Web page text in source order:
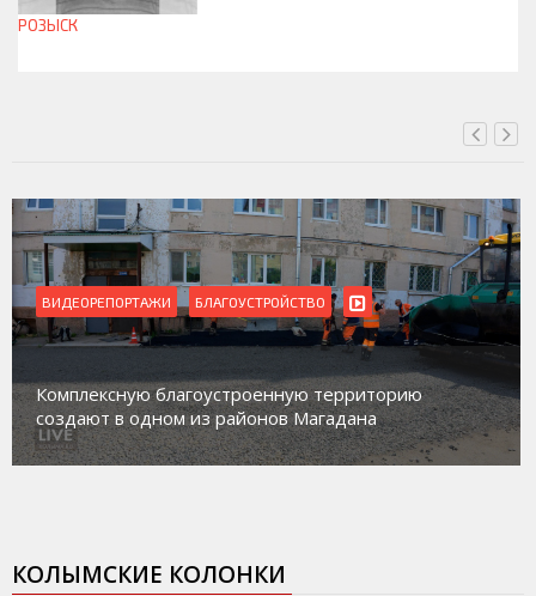
РОЗЫСК
ВИДЕОРЕПОРТАЖИ
Магадан присоединился к пилотному
работе с несовершеннолетними из групп
социального риска «Переправа»
КОЛЫМСКИЕ КОЛОНКИ